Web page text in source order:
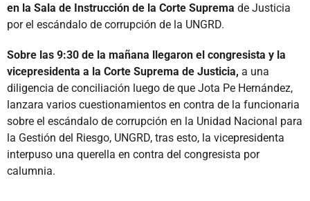
en la Sala de Instrucción de la Corte Suprema de Justicia
por el escándalo de corrupción de la UNGRD.
Sobre las 9:30 de la mañana llegaron el congresista y la
vicepresidenta a la Corte Suprema de Justicia, a una
diligencia de conciliación luego de que Jota Pe Hernández,
lanzara varios cuestionamientos en contra de la funcionaria
sobre el escándalo de corrupción en la Unidad Nacional para
la Gestión del Riesgo, UNGRD, tras esto, la vicepresidenta
interpuso una querella en contra del congresista por
calumnia.